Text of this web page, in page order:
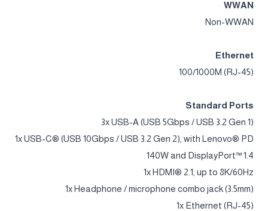
WWAN
Non-WWAN
Ethernet
100/1000M (RJ-45)
Standard Ports
3x USB-A (USB 5Gbps / USB 3.2 Gen 1)
1x USB-C® (USB 10Gbps / USB 3.2 Gen 2), with Lenovo® PD
140W and DisplayPort™ 1.4
1x HDMI® 2.1, up to 8K/60Hz
1x Headphone / microphone combo jack (3.5mm)
1x Ethernet (RJ-45)